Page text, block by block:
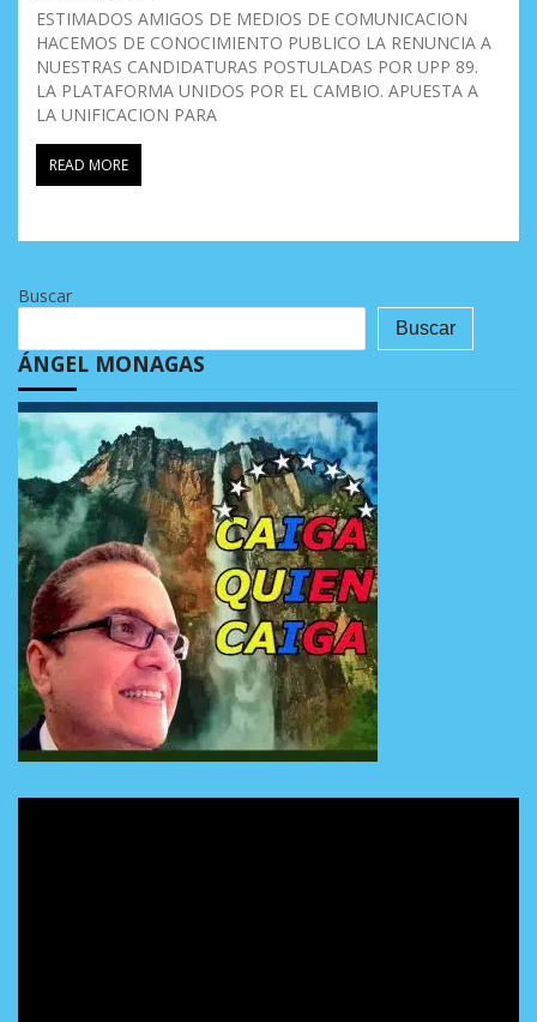
ESTIMADOS AMIGOS DE MEDIOS DE COMUNICACION
HACEMOS DE CONOCIMIENTO PUBLICO LA RENUNCIA A
NUESTRAS CANDIDATURAS POSTULADAS POR UPP 89.
LA PLATAFORMA UNIDOS POR EL CAMBIO. APUESTA A
LA UNIFICACION PARA
READ MORE
Buscar
Buscar
ÁNGEL MONAGAS